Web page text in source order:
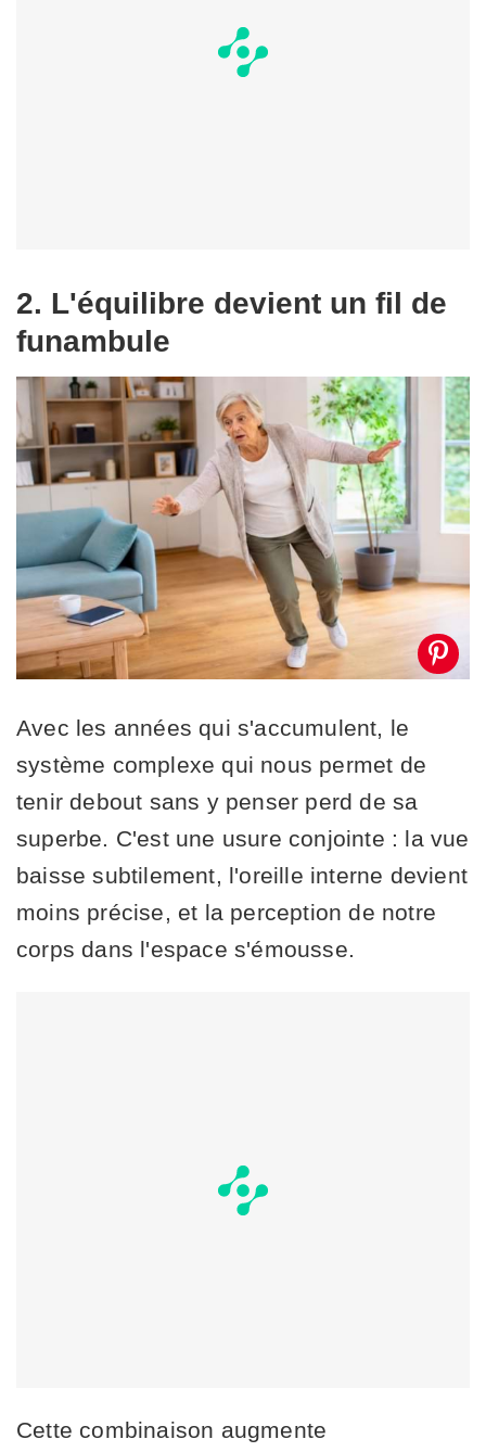
2. L'équilibre devient un fil de
funambule
Avec les années qui s'accumulent, le
système complexe qui nous permet de
tenir debout sans y penser perd de sa
superbe. C'est une usure conjointe : la vue
baisse subtilement, l'oreille interne devient
moins précise, et la perception de notre
corps dans l'espace s'émousse.
Cette combinaison augmente